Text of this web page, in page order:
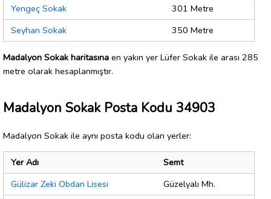
Yengeç Sokak
301 Metre
Seyhan Sokak
350 Metre
Madalyon Sokak haritasına en yakın yer Lüfer Sokak ile arası 285
metre olarak hesaplanmıştır.
Madalyon Sokak Posta Kodu 34903
Madalyon Sokak ile aynı posta kodu olan yerler:
Yer Adı
Semt
Gülizar Zeki Obdan Lisesi
Güzelyalı Mh.